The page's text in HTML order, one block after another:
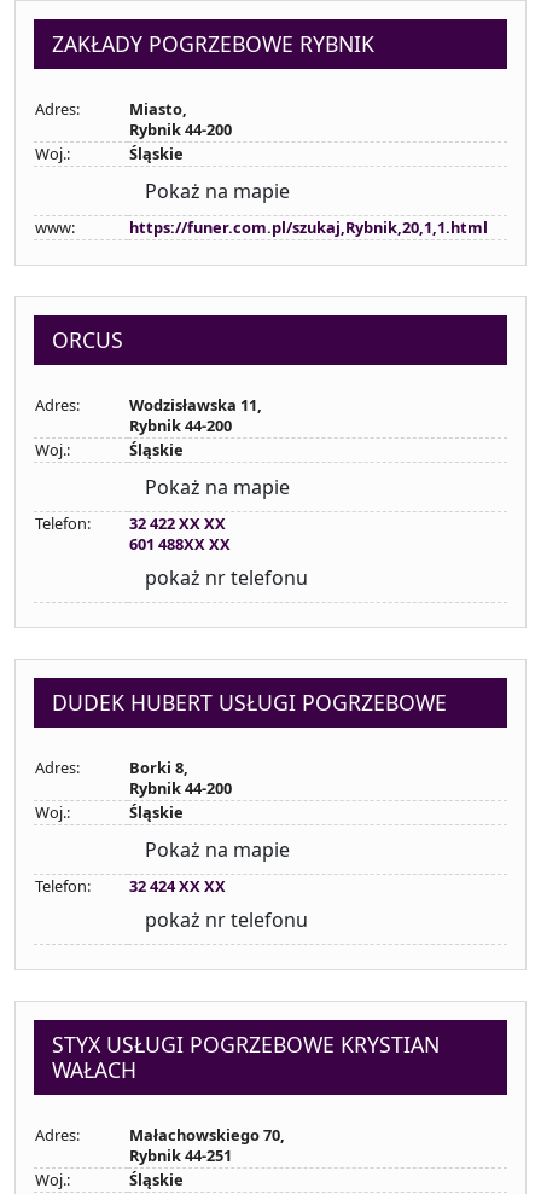
ZAKŁADY POGRZEBOWE RYBNIK
Adres:
Miasto,
Rybnik 44-200
Woj.:
Śląskie
Pokaż na mapie
www: https://funer.com.pl/szukaj,Rybnik,20,1,1.html
ORCUS
Adres:
Wodzisławska 11,
Rybnik 44-200
Woj.:
Śląskie
Pokaż na mapie
Telefon:
32 422 XX XX
601 488XX XX
pokaż nr telefonu
DUDEK HUBERT USŁUGI POGRZEBOWE
Adres:
Borki 8,
Rybnik 44-200
Woj.:
Śląskie
Pokaż na mapie
Telefon: 32 424 XX XX
pokaż nr telefonu
STYX USŁUGI POGRZEBOWE KRYSTIAN
WAŁACH
Adres:
Małachowskiego 70,
Rybnik 44-251
Woj.:
Śląskie